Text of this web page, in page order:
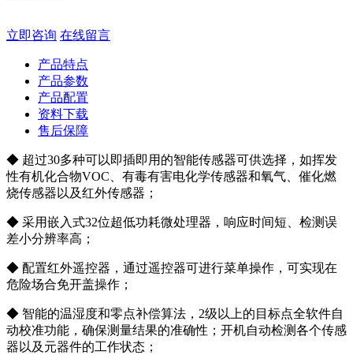
立即咨询 在线留言
产品特点
产品参数
产品配置
资料下载
售后保障
◆ 超过30多种可以即插即用的智能传感器可供选择，如挥发
性有机化合物VOC、有毒有害电化学传感器和氧气、催化燃
烧传感器以及红外传感器；
◆ 采用嵌入式32位超低功耗微处理器，响应时间短、检测误
差小分辨率高；
◆ 配置红外遥控器，通过遥控器可进行菜单操作，可实现在
危险场合免开盖操作；
◆ 智能的温湿度和零点补偿算法，2级以上的目标点全软件自
动校准功能，确保测量结果的准确性；开机自动检测各个传感
器以及元器件的工作状态；